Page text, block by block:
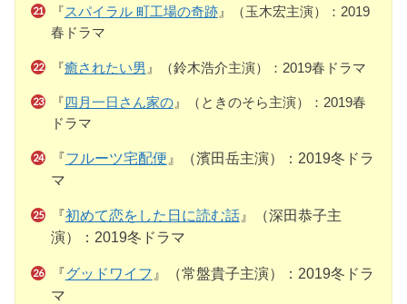
『スパイラル 町工場の奇跡』（玉木宏主演）：2019
春ドラマ
『癒されたい男 』（鈴木浩介主演）：2019春ドラマ
『四月一日さん家の』（ときのそら主演）：2019春
ドラマ
『フルーツ宅配便 』（濱田岳主演）：2019冬ドラ
マ
『初めて恋をした日に読む話』（深田恭子主
演）：2019冬ドラマ
『グッドワイフ 』（常盤貴子主演）：2019冬ドラ
マ